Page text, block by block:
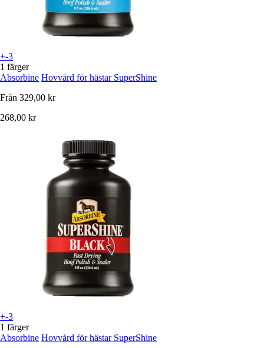
+-3
1 färger
Absorbine Hovvård för hästar SuperShine
Från 329,00 kr
268,00 kr
+-3
1 färger
Absorbine Hovvård för hästar SuperShine